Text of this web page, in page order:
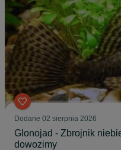
Dodane 02 sierpnia 2026
Glonojad - Zbrojnik
dowozimy